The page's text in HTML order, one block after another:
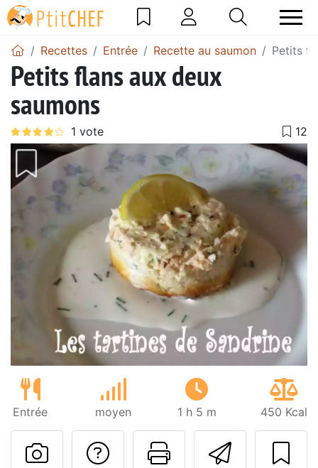
Recettes Entrée Recette au saumon Petits
Petits flans aux deux
saumons
Entrée moyen 1 h 5 m 450 Kcal
Imprimer
Poser une